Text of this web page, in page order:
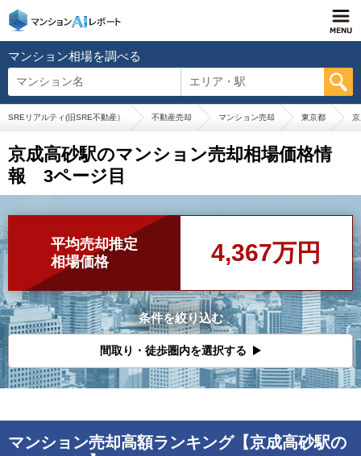
マンション相場を調べる
マンション名 エリア・駅
SREリアルティ(旧SRE不動産） 不動産売却 マンション売却 東京都
京成高砂駅のマンション売却相場価格情
報 3ページ目
平均売却推定
相場価格
4,367万円
条件を絞り込む
間取り・徒歩圏内を選択する
マンション売却高額ランキング【京成高砂駅の